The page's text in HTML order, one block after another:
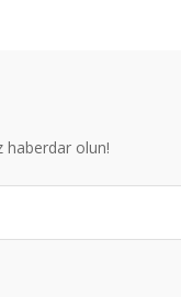
pahalı.
olmalı.
Güvenilir Ve ilkeli.
ederim.
haberdar olun!